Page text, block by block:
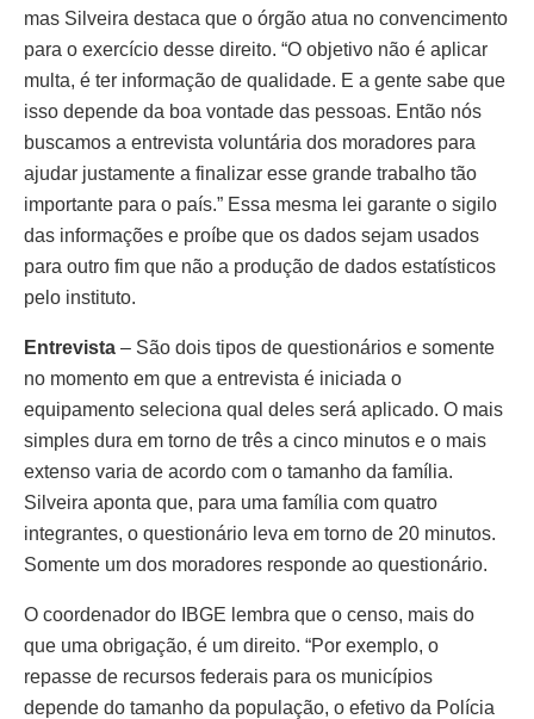
mas Silveira destaca que o órgão atua no convencimento
para o exercício desse direito. “O objetivo não é aplicar
multa, é ter informação de qualidade. E a gente sabe que
isso depende da boa vontade das pessoas. Então nós
buscamos a entrevista voluntária dos moradores para
ajudar justamente a finalizar esse grande trabalho tão
importante para o país.” Essa mesma lei garante o sigilo
das informações e proíbe que os dados sejam usados
para outro fim que não a produção de dados estatísticos
pelo instituto.
Entrevista – São dois tipos de questionários e somente
no momento em que a entrevista é iniciada o
equipamento seleciona qual deles será aplicado. O mais
simples dura em torno de três a cinco minutos e o mais
extenso varia de acordo com o tamanho da família.
Silveira aponta que, para uma família com quatro
integrantes, o questionário leva em torno de 20 minutos.
Somente um dos moradores responde ao questionário.
O coordenador do IBGE lembra que o censo, mais do
que uma obrigação, é um direito. “Por exemplo, o
repasse de recursos federais para os municípios
depende do tamanho da população, o efetivo da Polícia